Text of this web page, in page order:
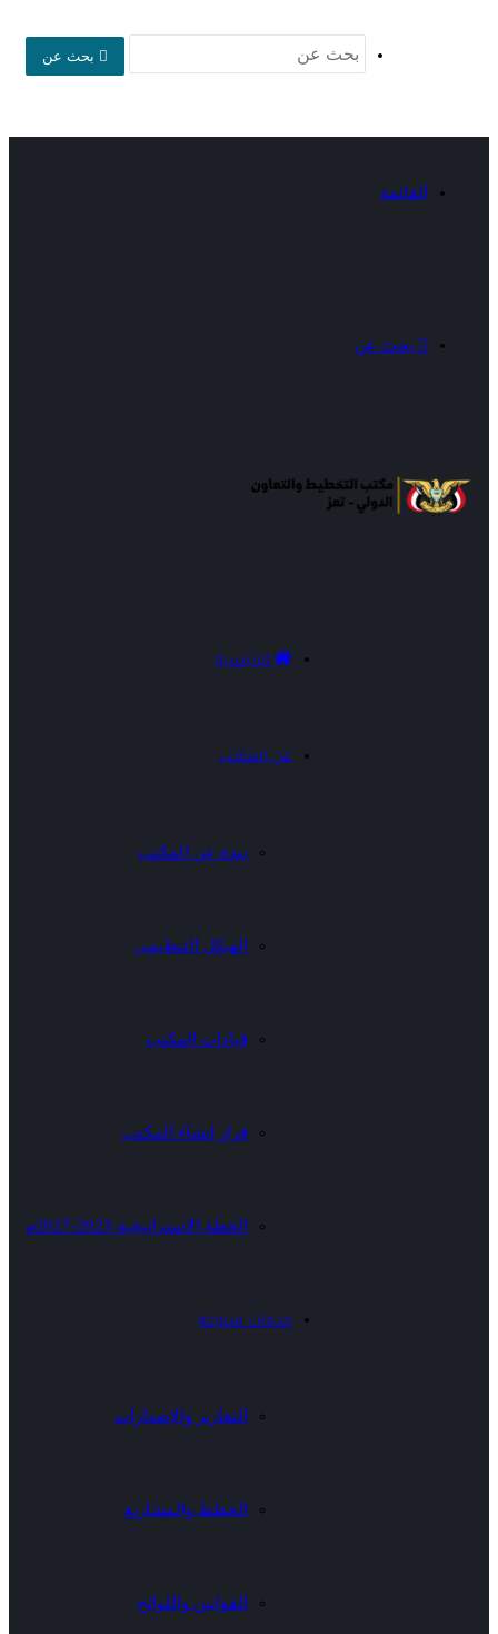
بحث عن
القائمة
بحث عن
الرئيسية
عن المكتب
نبذة عن المكتب
الهيكل التنظيمى
قيادات المكتب
قرار إنشاء المكتب
الخطة الاستراتيجية 2023-2027م
خدمات متنوعة
التقارير والإصدارات
الخطط والمشاريع
القوانين واللوائح